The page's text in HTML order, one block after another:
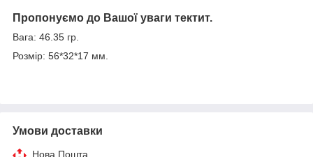
Пропонуємо до Вашої уваги тектит.
Вага: 46.35 гр.
Розмір: 56*32*17 мм.
Умови доставки
Нова Пошта